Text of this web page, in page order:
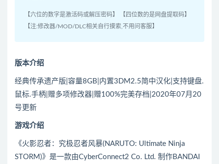
【六位的数字是激活码或解压密码】 【四位数的是网盘提取码】
【注:修改器/MOD/DLC相关自行摸索,不用问客服】
版本介绍
经典传承遗产版|容量8GB|内置3DM2.5简中汉化|支持键盘.
鼠标.手柄|赠多项修改器|赠100%完美存档|2020年07月20
号更新
游戏介绍
《火影忍者：究极忍者风暴(NARUTO: Ultimate Ninja
STORM)》是一款由CyberConnect2 Co. Ltd. 制作BANDAI